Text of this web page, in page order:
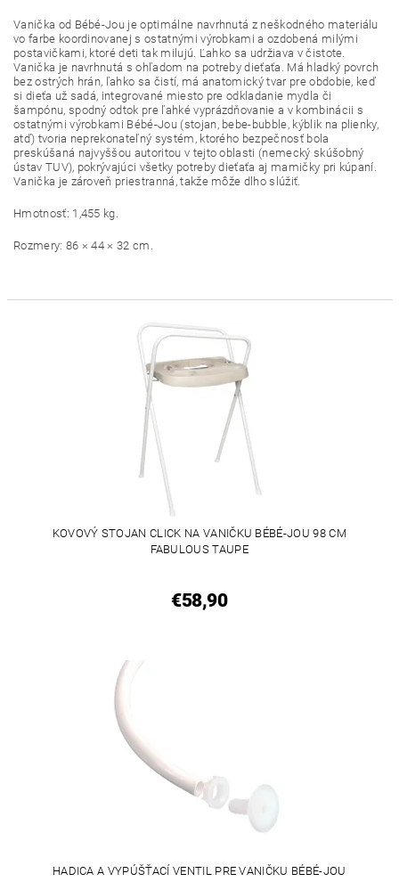
Vanička od Bébé-Jou je optimálne navrhnutá z neškodného materiálu
vo farbe koordinovanej s ostatnými výrobkami a ozdobená milými
postavičkami, ktoré deti tak milujú. Ľahko sa udržiava v čistote.
Vanička je navrhnutá s ohľadom na potreby dieťaťa. Má hladký povrch
bez ostrých hrán, ľahko sa čistí, má anatomický tvar pre obdobie, keď
si dieťa už sadá, integrované miesto pre odkladanie mydla či
šampónu, spodný odtok pre ľahké vyprázdňovanie a v kombinácii s
ostatnými výrobkami Bébé-Jou (stojan, bebe-bubble, kýblik na plienky,
atď) tvoria neprekonateľný systém, ktorého bezpečnosť bola
preskúšaná najvyššou autoritou v tejto oblasti (nemecký skúšobný
ústav TUV), pokrývajúci všetky potreby dieťaťa aj mamičky pri kúpaní.
Vanička je zároveň priestranná, takže môže dlho slúžiť.
Hmotnosť: 1,455 kg.
Rozmery: 86 × 44 × 32 cm.
KOVOVÝ STOJAN CLICK NA VANIČKU BÉBÉ-JOU 98 CM
FABULOUS TAUPE
€58,90
HADICA A VYPÚŠŤACÍ VENTIL PRE VANIČKU BÉBÉ-JOU